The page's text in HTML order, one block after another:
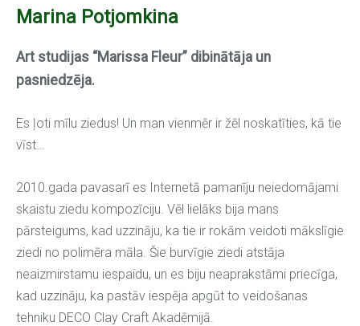
Marina Potjomkina
Art studijas “Marissa Fleur” dibinātāja un
pasniedzēja.
Es ļoti mīlu ziedus! Un man vienmēr ir žēl noskatīties, kā tie
vīst…
2010.gada pavasarī es Internetā pamanīju neiedomājami
skaistu ziedu kompozīciju. Vēl lielāks bija mans
pārsteigums, kad uzzināju, ka tie ir rokām veidoti mākslīgie
ziedi no polimēra māla. Šie burvīgie ziedi atstāja
neaizmirstamu iespaidu, un es biju neaprakstāmi priecīga,
kad uzzināju, ka pastāv iespēja apgūt to veidošanas
tehniku DECO Clay Craft Akadēmijā.